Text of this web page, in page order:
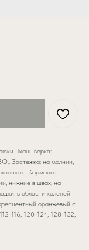
Ткань верха:
Застежка: на молнии,
Карманы:
нижние в швах; на
в области коленей
оранжевый с
116, 120-124, 128-132,